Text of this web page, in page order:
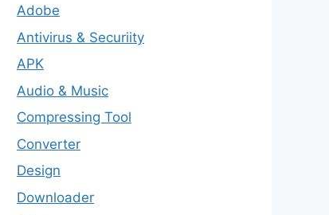
Adobe
Antivirus & Securiity
APK
Audio & Music
Compressing Tool
Converter
Design
Downloader